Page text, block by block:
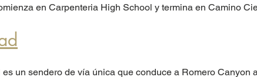
en Carpenteria High School y termina en Camino
es un sendero de vía única que conduce a Romero Canyon